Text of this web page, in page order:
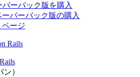
パーバック版を購入
パーバック版の購入
ージ
）